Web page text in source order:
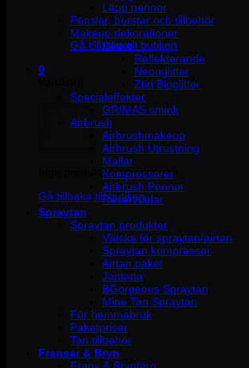
Inga produkter i varukorgen.
Gå tillbaka till butiken
0
Inga produkter i varukorgen.
Gå tillbaka till butiken
Läpp pennor
Penslar, borstar och tillbehör
Makeup dekorationer
Glitter
Reflekterande
Neonglitter
Ztirl Bioglitter
Specialeffekter
GRIMAS smink
Airbrush
Airbrushmakeup
Airbrush Utrustning
Mallar
Kompressorer
Airbrush Pennor
Reservdelar
Spraytan
Spraytan produkter
Vätska för spraytan/airtan
Spraytan kompressor
Airtan paket
Jantana
BGorgeous Spraytan
Mine Tan Spraytan
För hemmabruk
Paketpriser
Tan tillbehör
Fransar & Bryn
Frans & Brynfärg